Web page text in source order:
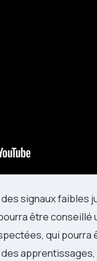
signaux
être
qui pourra